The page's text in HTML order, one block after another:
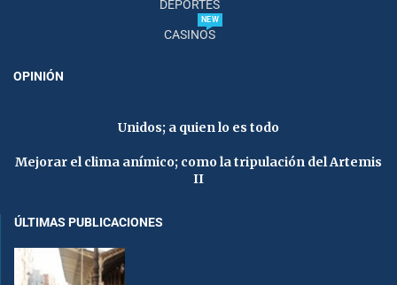
DEPORTES
CASINOS
NEW
OPINIÓN
Unidos; a quien lo es todo
Mejorar el clima anímico; como la tripulación del Artemis
II
ÚLTIMAS PUBLICACIONES